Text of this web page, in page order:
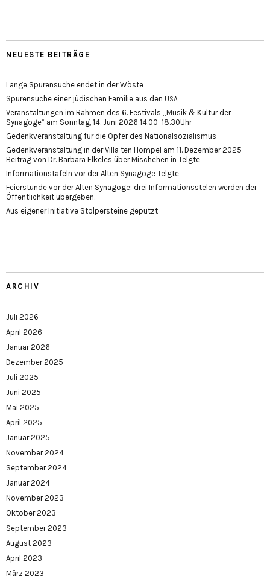
NEUESTE BEITRÄGE
Lange Spurensuche endet in der Wöste
Spurensuche einer jüdischen Familie aus den USA
Veranstaltungen im Rahmen des 6. Festivals „Musik & Kultur der
Synagoge“ am Sonntag, 14. Juni 2026 14.00–18.30Uhr
Gedenkveranstaltung für die Opfer des Nationalsozialismus
Gedenkveranstaltung in der Villa ten Hompel am 11. Dezember 2025 –
Beitrag von Dr. Barbara Elkeles über Mischehen in Telgte
Informationstafeln vor der Alten Synagoge Telgte
Feierstunde vor der Alten Synagoge: drei Informationsstelen werden der
Öffentlichkeit übergeben.
Aus eigener Initiative Stolpersteine geputzt
ARCHIV
Juli 2026
April 2026
Januar 2026
Dezember 2025
Juli 2025
Juni 2025
Mai 2025
April 2025
Januar 2025
November 2024
September 2024
Januar 2024
November 2023
Oktober 2023
September 2023
August 2023
April 2023
März 2023